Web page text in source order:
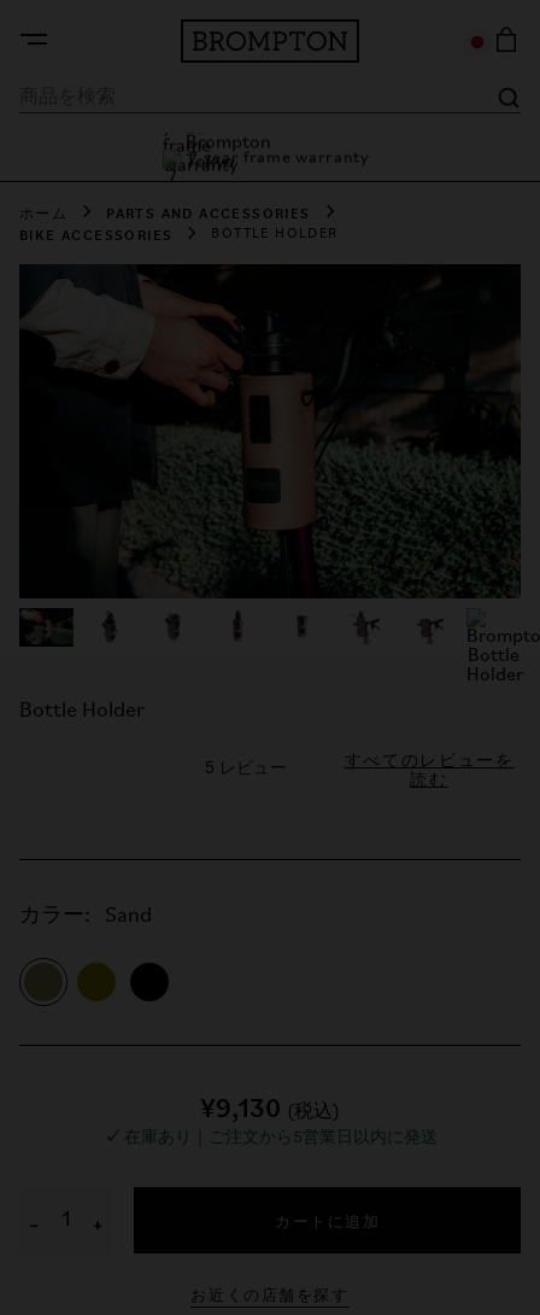
7 year frame warranty
ホーム
PARTS AND ACCESSORIES
BIKE ACCESSORIES
BOTTLE HOLDER
Bottle Holder
すべてのレビューを
読む
カラー: Sand
¥9,130 (税込)
✓ 在庫あり｜ご注文から5営業日以内に発送
− + カートに追加
お近くの店舗を探す